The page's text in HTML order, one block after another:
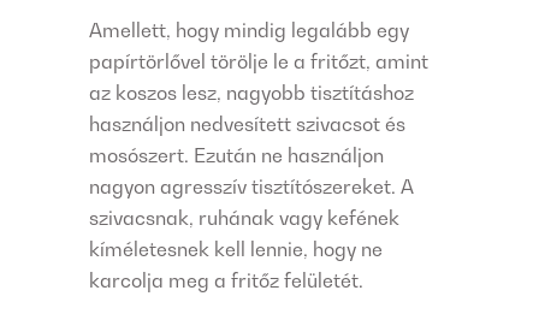
Amellett, hogy mindig legalább egy
papírtörlővel törölje le a fritőzt, amint
az koszos lesz, nagyobb tisztításhoz
használjon nedvesített szivacsot és
mosószert. Ezután ne használjon
nagyon agresszív tisztítószereket. A
szivacsnak, ruhának vagy kefének
kíméletesnek kell lennie, hogy ne
karcolja meg a fritőz felületét.